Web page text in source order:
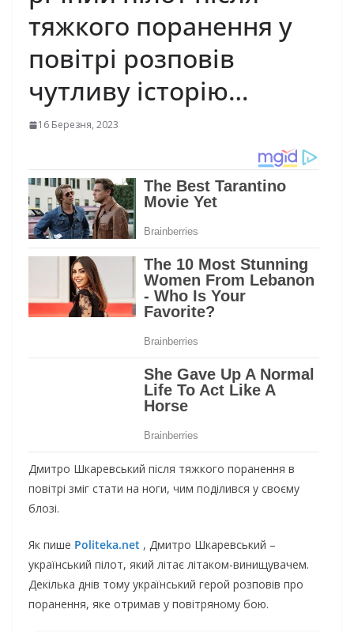
тяжкого поранення у
повітрі розповів
чутливу історію…
16 Березня, 2023
Дмитро Шкаревський після тяжкого поранення в
повітрі зміг стати на ноги, чим поділився у своєму
блозі.
Як пише Politeka.net , Дмитро Шкаревський –
український пілот, який літає літаком-винищувачем.
Декілька днів тому український герой розповів про
поранення, яке отримав у повітряному бою.